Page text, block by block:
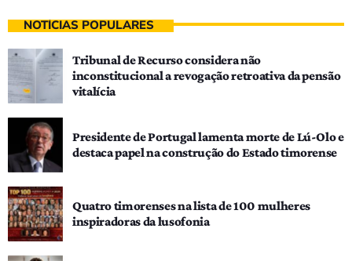
NOTÍCIAS POPULARES
Tribunal de Recurso considera não
inconstitucional a revogação retroativa da pensão
vitalícia
Presidente de Portugal lamenta morte de Lú-Olo e
destaca papel na construção do Estado timorense
Quatro timorenses na lista de 100 mulheres
inspiradoras da lusofonia